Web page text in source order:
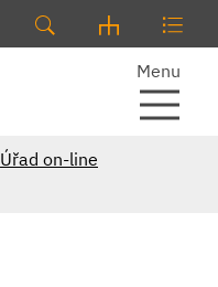
Menu
Úřad on-line